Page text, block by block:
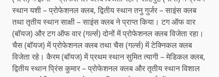
स्थान यशी – प्रोफेशनल क्लब, द्वितीय स्थान तनु गुर्जर – साइंस क्लब
तथा तृतीय स्थान साक्षी – साइंस क्लब ने प्राप्त किया। टग ऑफ वार
(बॉयज) और टग ऑफ वार (गर्ल्स) दोनों में प्रोफेशनल क्लब विजेता रहा।
चैस (बॉयज) में प्रोफेशनल क्लब तथा चैस (गर्ल्स) में टेक्निकल क्लब
विजेता रहे। कैरम (बॉयज) में प्रथम स्थान सुमित त्यागी – मेडिकल क्लब,
द्वितीय स्थान प्रिंस कुमार – प्रोफेशनल क्लब और तृतीय स्थान विशाल